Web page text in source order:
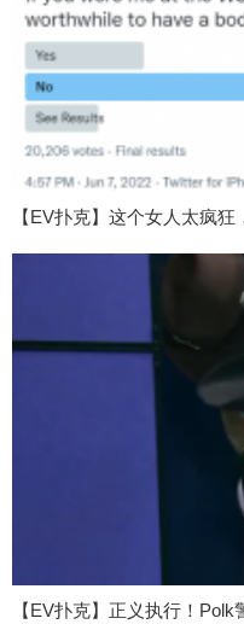
【EV扑克】这个女人太疯
【EV扑克】正义执行！